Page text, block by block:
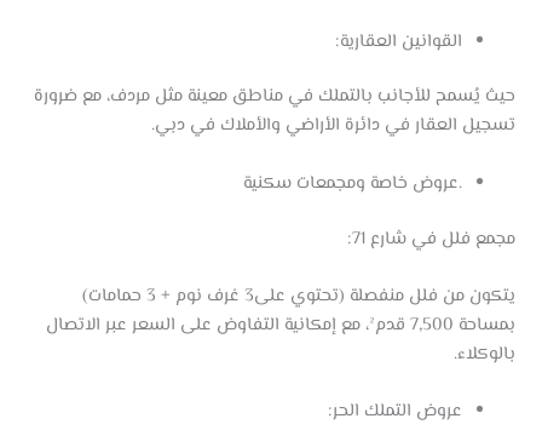
القوانين العقارية:
حيث يُسمح للأجانب بالتملك في مناطق معينة مثل مردف، مع ضرورة
تسجيل العقار في دائرة الأراضي والأملاك في دبي.
.عروض خاصة ومجمعات سكنية
مجمع فلل في شارع 71:
يتكون من فلل منفصلة (تحتوي على3 غرف نوم + 3 حمامات)
بمساحة 7,500 قدم²، مع إمكانية التفاوض على السعر عبر الاتصال
بالوكلاء.
عروض التملك الحر: